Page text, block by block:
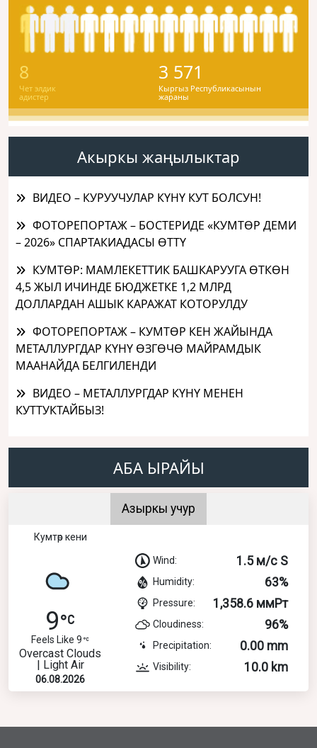
8
Чет элдик
адистер
3 571
Кыргыз Республикасынын
жараны
Акыркы жаңылыктар
ВИДЕО – КУРУУЧУЛАР КҮНҮ КУТ БОЛСУН!
ФОТОРЕПОРТАЖ – БОСТЕРИДЕ «КУМТӨР ДЕМИ
– 2026» СПАРТАКИАДАСЫ ӨТТҮ
КУМТӨР: МАМЛЕКЕТТИК БАШКАРУУГА ӨТКӨН
4,5 ЖЫЛ ИЧИНДЕ БЮДЖЕТКЕ 1,2 МЛРД
ДОЛЛАРДАН АШЫК КАРАЖАТ КОТОРУЛДУ
ФОТОРЕПОРТАЖ – КУМТӨР КЕН ЖАЙЫНДА
МЕТАЛЛУРГДАР КҮНҮ ӨЗГӨЧӨ МАЙРАМДЫК
МААНАЙДА БЕЛГИЛЕНДИ
ВИДЕО – МЕТАЛЛУРГДАР КҮНҮ МЕНЕН
КУТТУКТАЙБЫЗ!
АБА ЫРАЙЫ
Азыркы учур
Кумтөр кени
9
Feels Like 9
Overcast Clouds
| Light Air
06.08.2026
Wind: 1.5 м/с S
Humidity: 63%
Pressure: 1,358.6 ммРт
Cloudiness: 96%
Precipitation: 0.00 mm
Visibility: 10.0 km